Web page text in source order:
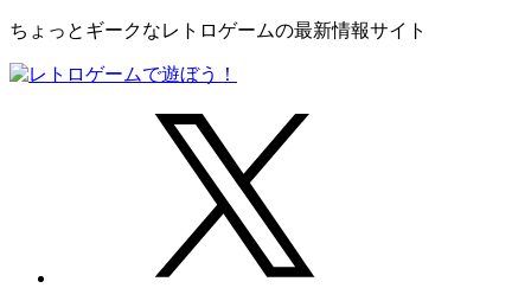
ちょっとギークなレトロゲームの最新情報サイト